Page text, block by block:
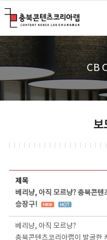
CB
보
제목
베리냥, 아직 모르냥? 충북콘
승장구!
베리냥, 아직 모르냥?
충북콘텐츠코리아랩이 발굴한